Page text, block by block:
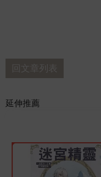
回文章列表
延伸推薦